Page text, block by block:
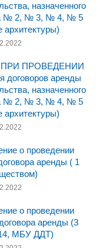
назначенного
№ 2, № 3, № 4, № 5
архитектуры)
ПРОВЕДЕНИИ
аренды
назначенного
№ 2, № 3, № 4, № 5
архитектуры)
о проведении
аренды ( 1
о проведении
аренды (3
МБУ ДДТ)